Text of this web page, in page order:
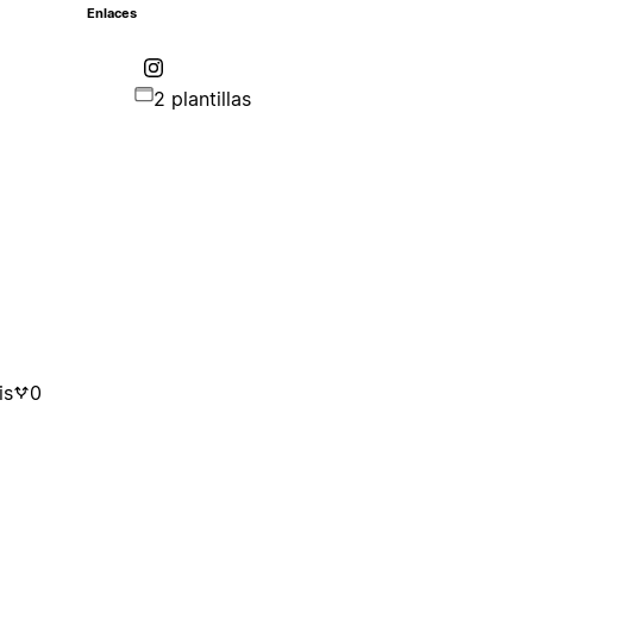
Enlaces
2 plantillas
0